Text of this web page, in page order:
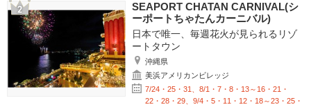
SEAPORT CHATAN CARNIVAL(シ
ーポートちゃたんカーニバル)
日本で唯一、毎週花火が見られるリゾ
ートタウン
沖縄県
美浜アメリカンビレッジ
7/24・25・31、8/1・7・8・13～16・21・
22・28・29、9/4・5・11・12・18～23・25・